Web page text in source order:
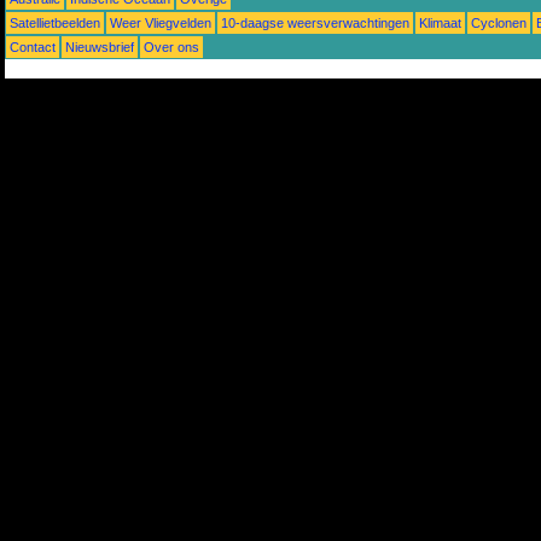
Satellietbeelden
Weer Vliegvelden 10-daagse weersverwachtingen Klimaat Cyclonen
Contact
Nieuwsbrief Over ons